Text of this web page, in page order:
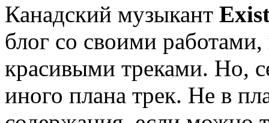
Канадский музыкант
блог со своими
красивыми треками. Но,
иного плана трек. Не в